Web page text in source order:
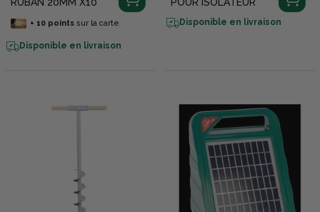
+ 10pointssur la carte
Disponible en livraison
Disponible en livraison